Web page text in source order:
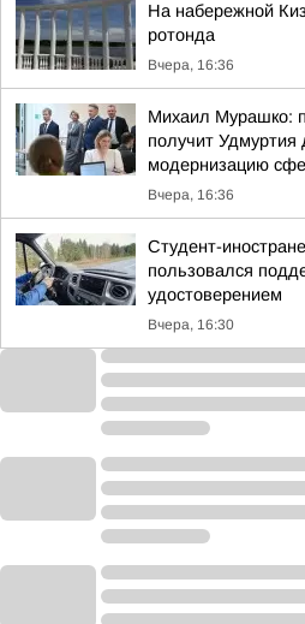
На набережной
ротонда
Вчера, 16:36
Михаил Мурашко:
получит Удмуртия
модернизацию
Вчера, 16:36
Студент-
пользовался
удостоверением
Вчера, 16:30